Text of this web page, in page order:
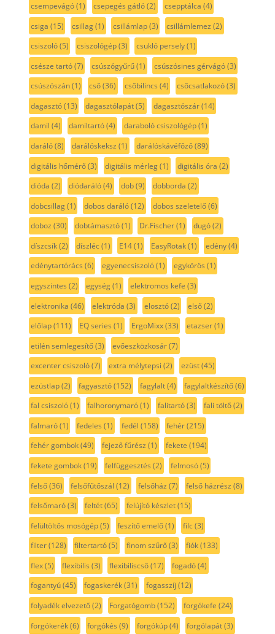
csempevágó(1) csepegés gátló(2) csepptálca (4)
csiga (15) csillag(1) csillámlap(3) csillámlemez (2)
csiszoló(5) csiszológép(3) csukló persely(1)
csésze tartó(7) csúszógyűrű(1) csúszósines gérvágó(3)
csúszószán(1) cső(36) csőbilincs (4) csőcsatlakozó(3)
dagasztó(13) dagasztólapát(5) dagasztószár(14)
damil (4) damiltartó(4) daraboló csiszológép(1)
daráló(8) darálóskeksz (1) darálóskávéfőző(89)
digitális hőmérő(3) digitális mérleg(1) digitális óra (2)
dióda (2) diódaráló(4) dob(9) dobborda (2)
dobcsillag(1) dobos daráló(12) dobos szeletelő(6)
doboz (30) dobtámasztó(1) Dr.Fischer(1) dugó(2)
díszcsík(2) díszléc(1) E14(1) EasyRotak(1) edény(4)
edénytartórács (6) egyenecsiszoló(1) egykörös (1)
egyszintes (2) egység(1) elektromos kefe (3)
elektronika (46) elektróda (3) elosztó(2) első(2)
előlap(111) EQ series (1) ErgoMixx(33) etazser(1)
etilén semlegesítő(3) evőeszközkosár(7)
excenter csiszoló(7) extra mélytepsi (2) ezüst(45)
ezüstlap(2) fagyasztó(152) fagylalt(4) fagylaltkészítő(6)
fal csiszoló(1) falhoronymaró(1) falitartó(3) fali töltő(2)
falmaró(1) fedeles (1) fedél (158) fehér(215)
fehér gombok(49) fejező fűrész (1) fekete (194)
fekete gombok(19) felfüggesztés (2) felmosó(5)
felső(36) felsőfűtőszál (12) felsőház (7) felső házrész (8)
felsőmaró(3) feltét(65) felújító készlet(15)
felültöltős mosógép(5) feszítő emelő(1) filc(3)
filter(128) filtertartó(5) finom szűrő(3) fiók(133)
flex(5) flexibilis (3) flexibiliscső(17) fogadó(4)
fogantyú(45) fogaskerék(31) fogasszíj (12)
folyadék elvezető(2) Forgatógomb(152) forgókefe (24)
forgókerék(6) forgókés (9) forgókúp(4) forgólapát(3)